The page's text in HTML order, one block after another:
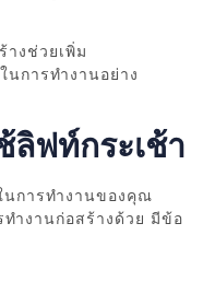
างช่วยเพิ่ม
การทำงานอย่าง
ลิฟท์กระเช้า
นการทำงานของคุณ
ำงานก่อสร้างด้วย มีข้อ